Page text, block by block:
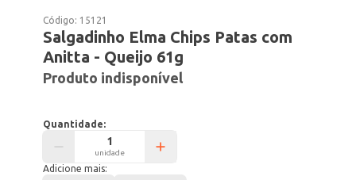
Código: 15121
Salgadinho Elma Chips Patas com
Anitta - Queijo 61g
Produto indisponível
Quantidade:
unidade
Adicione mais: